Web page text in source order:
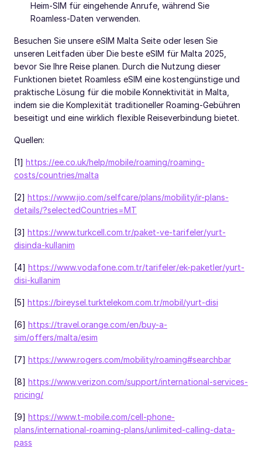
Heim-SIM für eingehende Anrufe, während Sie
Roamless-Daten verwenden.
Besuchen Sie unsere eSIM Malta Seite oder lesen Sie
unseren Leitfaden über Die beste eSIM für Malta 2025,
bevor Sie Ihre Reise planen. Durch die Nutzung dieser
Funktionen bietet Roamless eSIM eine kostengünstige und
praktische Lösung für die mobile Konnektivität in Malta,
indem sie die Komplexität traditioneller Roaming-Gebühren
beseitigt und eine wirklich flexible Reiseverbindung bietet.
Quellen:
[1] https://ee.co.uk/help/mobile/roaming/roaming-
costs/countries/malta
[2] https://www.jio.com/selfcare/plans/mobility/ir-plans-
details/?selectedCountries=MT
[3] https://www.turkcell.com.tr/paket-ve-tarifeler/yurt-
disinda-kullanim
[4] https://www.vodafone.com.tr/tarifeler/ek-paketler/yurt-
disi-kullanim
[5] https://bireysel.turktelekom.com.tr/mobil/yurt-disi
[6] https://travel.orange.com/en/buy-a-
sim/offers/malta/esim
[7] https://www.rogers.com/mobility/roaming#searchbar
[8] https://www.verizon.com/support/international-services-
pricing/
[9] https://www.t-mobile.com/cell-phone-
plans/international-roaming-plans/unlimited-calling-data-
pass